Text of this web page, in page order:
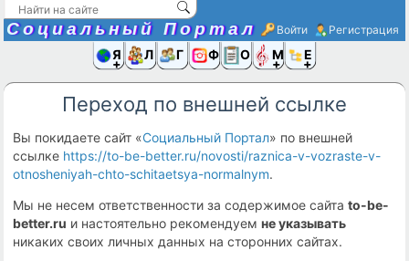
Социальный Портал Войти Регистрация
Я иЛюди
Группы
Фото Ещё
Переход по внешней ссылке
Вы покидаете сайт «Социальный Портал» по внешней
ссылке https://to-be-better.ru/novosti/raznica-v-vozraste-v-
otnosheniyah-chto-schitaetsya-normalnym.
Мы не несем ответственности за содержимое сайтаto-be-
better.ru и настоятельно рекомендуемне указывать
никаких своих личных данных на сторонних сайтах.